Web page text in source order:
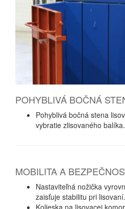
POHYBLIVÁ BOČNÁ
Pohyblivá bočná stena
vybratie zlisovaného balíka.
MOBILITA A
Nastaviteľná nožička
zaisťuje stabilitu pri lisovaní.
Kolieska na lisovacej